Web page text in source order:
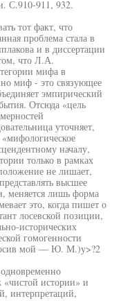
С.910-911, 932.
тот факт, что
проблема стала в
и в диссертации
что Л.А.
мифа в
миф - это связующее
эмпирический
Отсюда «цель
уточняет,
началу,
только в рамках
не лишает,
высшее
меняется лишь форма
это, когда пишет о
лосевской позиции,
исторических
гомогенности
мой — Ю. М.)у>?2
«чистой истории» и
интерпретаций,